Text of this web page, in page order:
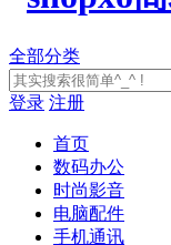
全部分类
登录 注册
首页
数码办公
时尚影音
电脑配件
手机通讯